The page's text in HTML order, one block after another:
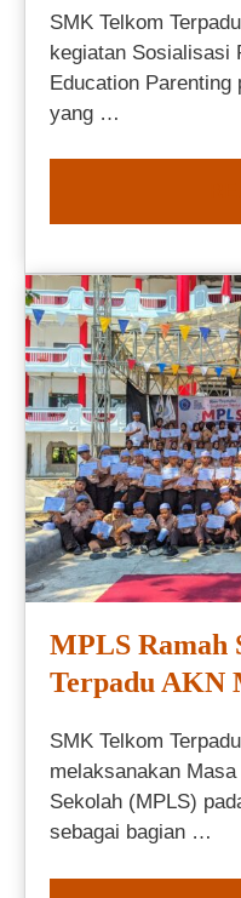
SMK Telkom
kegiatan Sosialisasi
Education Parenting
yang …
MPLS Ramah
Terpadu AKN
SMK Telkom
melaksanakan
Sekolah (MPLS)
sebagai bagian …